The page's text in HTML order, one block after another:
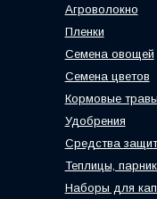
Агроволокно
Пленки
Семена овощей
Семена цветов
Кормовые травы
Удобрения
Средства
Теплицы,
Наборы для